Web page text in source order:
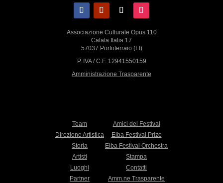
Associazione Culturale Opus 110
Calata Italia 17
57037 Portoferraio (LI)
P. IVA / C.F. 12941550159
Amministrazione Trasparente
Team
Amici del Festival
Direzione Artistica
Elba Festival Prize
Storia
Elba Festival Orchestra
Artisti
Stampa
Luoghi
Contatti
Partner
Amm.ne Trasparente